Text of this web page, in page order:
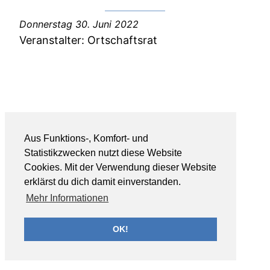
Aus Funktions-, Komfort- und
Statistikzwecken nutzt diese Website
Cookies. Mit der Verwendung dieser Website
erklärst du dich damit einverstanden.
Mehr Informationen
OK!
Donnerstag 30. Juni 2022
Veranstalter: Ortschaftsrat